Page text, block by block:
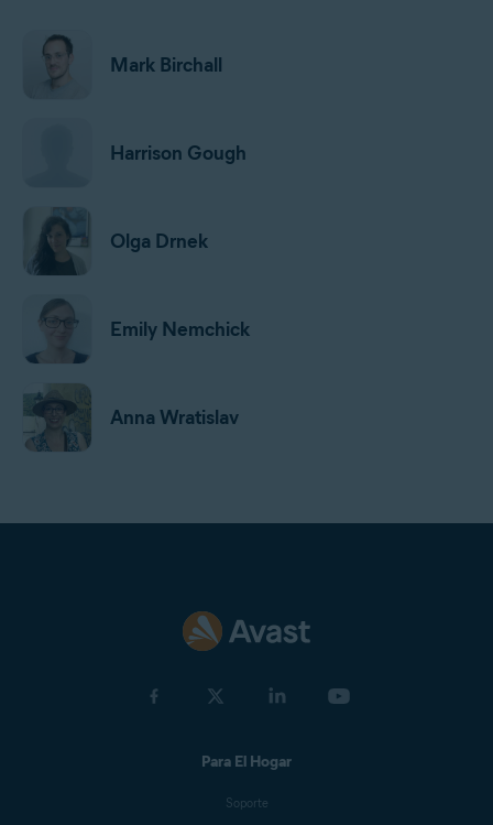
Mark Birchall
Harrison Gough
Olga Drnek
Emily Nemchick
Anna Wratislav
Michelle RobinsPara El Hogar
Soporte